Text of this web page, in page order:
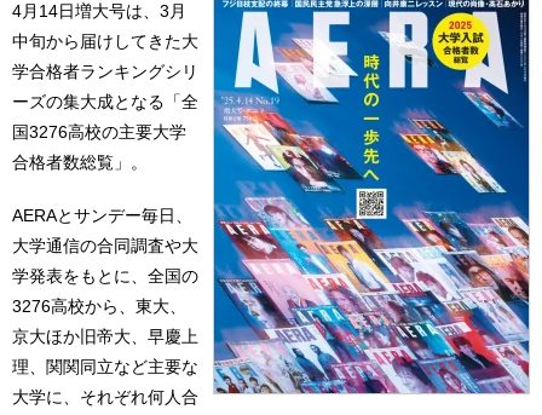
4月14日増大号は、3月
中旬から届けしてきた大
学合格者ランキングシリ
ーズの集大成となる「全
国3276高校の主要大学
合格者数総覧」。
AERAとサンデー毎日、
大学通信の合同調査や大
学発表をもとに、全国の
3276高校から、東大、
京大ほか旧帝大、早慶上
理、関関同立など主要な
大学に、それぞれ何人合